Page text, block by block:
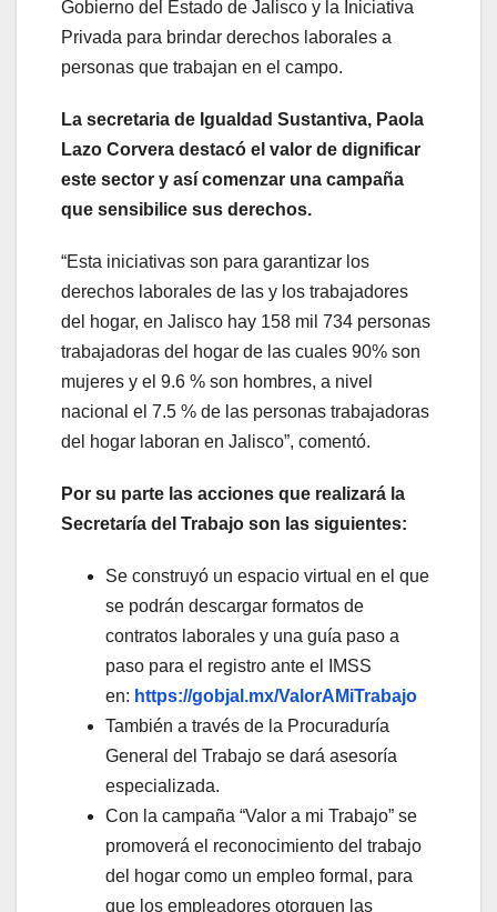
Gobierno del Estado de Jalisco y la Iniciativa
Privada para brindar derechos laborales a
personas que trabajan en el campo.
La secretaria de Igualdad Sustantiva, Paola
Lazo Corvera destacó el valor de dignificar
este sector y así comenzar una campaña
que sensibilice sus derechos.
“Esta iniciativas son para garantizar los
derechos laborales de las y los trabajadores
del hogar, en Jalisco hay 158 mil 734 personas
trabajadoras del hogar de las cuales 90% son
mujeres y el 9.6 % son hombres, a nivel
nacional el 7.5 % de las personas trabajadoras
del hogar laboran en Jalisco”, comentó.
Por su parte las acciones que realizará la
Secretaría del Trabajo son las siguientes:
Se construyó un espacio virtual en el que
se podrán descargar formatos de
contratos laborales y una guía paso a
paso para el registro ante el IMSS
en: https://gobjal.mx/ValorAMiTrabajo
También a través de la Procuraduría
General del Trabajo se dará asesoría
especializada.
Con la campaña “Valor a mi Trabajo” se
promoverá el reconocimiento del trabajo
del hogar como un empleo formal, para
que los empleadores otorguen las